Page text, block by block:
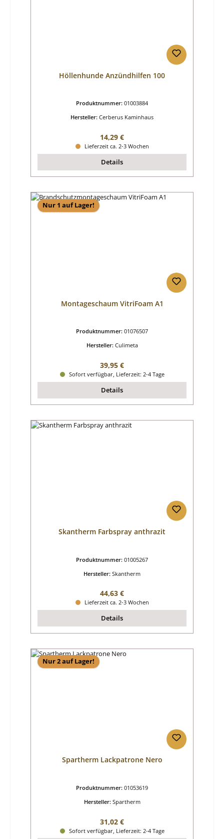
Höllenhunde Anzündhilfen 100
Produktnummer: 01003884
Hersteller: Cerberus Kaminhaus
Regulärer Preis:
14,29 €
Lieferzeit ca. 2-3 Wochen
Details
Nur 1 auf Lager!
Montageschaum VitriFoam A1
Produktnummer: 01076507
Hersteller: Culimeta
Regulärer Preis:
39,95 €
Sofort verfügbar, Lieferzeit: 2-4 Tage
Details
Skantherm Farbspray anthrazit
Produktnummer: 01005267
Hersteller: Skantherm
Regulärer Preis:
44,63 €
Lieferzeit ca. 2-3 Wochen
Details
Nur 2 auf Lager!
Spartherm Lackpatrone Nero
Produktnummer: 01053619
Hersteller: Spartherm
Regulärer Preis:
31,02 €
Sofort verfügbar, Lieferzeit: 2-4 Tage